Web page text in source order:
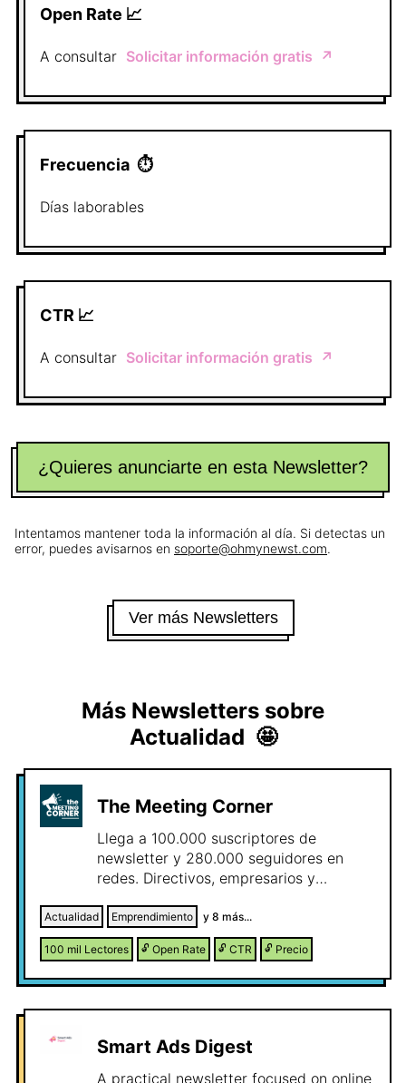
Open Rate 📈
A consultar Solicitar información gratis ↗️
Frecuencia ⏱
Días laborables
CTR 📈
A consultar Solicitar información gratis ↗️
¿Quieres anunciarte en esta Newsletter?
Intentamos mantener toda la información al día. Si detectas un
error, puedes avisarnos en soporte@ohmynewst.com.
Ver más Newsletters
Más Newsletters sobre
Actualidad 🤩
The Meeting Corner
Llega a 100.000 suscriptores de
newsletter y 280.000 seguidores en
redes. Directivos, empresarios y
referencia en economía, tecnología y
gestión empresarial.
Actualidad Emprendimiento y 8 más...
100 mil Lectores 🔓 Open Rate 🔓 CTR 🔓 Precio
Smart Ads Digest
A practical newsletter focused on online